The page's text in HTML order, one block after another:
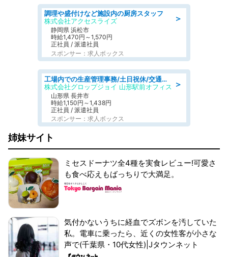
＞
調理や盛付けなど施設内の厨房スタッフ
株式会社アクセスライズ
静岡県 浜松市
時給1,470円～1,570円
正社員 / 派遣社員
スポンサー：求人ボックス
＞
工場内での生産管理事務/土日祝休/交通費支給
株式会社グロップジョイ 山形駅前オフィス
山形県 長井市
時給1,150円～1,438円
正社員 / 派遣社員
スポンサー：求人ボックス
姉妹サイト
ミセスドーナツ全4種を実食レビュー!可愛さ
も食べ応えもばっちりで大満足。
気付かないうちに経血でズボンを汚していた
私。電車に乗ったら、近くの女性客が小さな
声で(千葉県・10代女性)|Jタウンネット